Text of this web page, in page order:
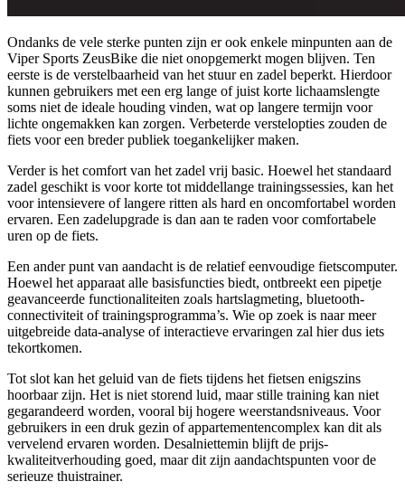
Ondanks de vele sterke punten zijn er ook enkele minpunten aan de
Viper Sports ZeusBike die niet onopgemerkt mogen blijven. Ten
eerste is de verstelbaarheid van het stuur en zadel beperkt. Hierdoor
kunnen gebruikers met een erg lange of juist korte lichaamslengte
soms niet de ideale houding vinden, wat op langere termijn voor
lichte ongemakken kan zorgen. Verbeterde verstelopties zouden de
fiets voor een breder publiek toegankelijker maken.
Verder is het comfort van het zadel vrij basic. Hoewel het standaard
zadel geschikt is voor korte tot middellange trainingssessies, kan het
voor intensievere of langere ritten als hard en oncomfortabel worden
ervaren. Een zadelupgrade is dan aan te raden voor comfortabele
uren op de fiets.
Een ander punt van aandacht is de relatief eenvoudige fietscomputer.
Hoewel het apparaat alle basisfuncties biedt, ontbreekt een pipetje
geavanceerde functionaliteiten zoals hartslagmeting, bluetooth-
connectiviteit of trainingsprogramma’s. Wie op zoek is naar meer
uitgebreide data-analyse of interactieve ervaringen zal hier dus iets
tekortkomen.
Tot slot kan het geluid van de fiets tijdens het fietsen enigszins
hoorbaar zijn. Het is niet storend luid, maar stille training kan niet
gegarandeerd worden, vooral bij hogere weerstandsniveaus. Voor
gebruikers in een druk gezin of appartementencomplex kan dit als
vervelend ervaren worden. Desalniettemin blijft de prijs-
kwaliteitverhouding goed, maar dit zijn aandachtspunten voor de
serieuze thuistrainer.